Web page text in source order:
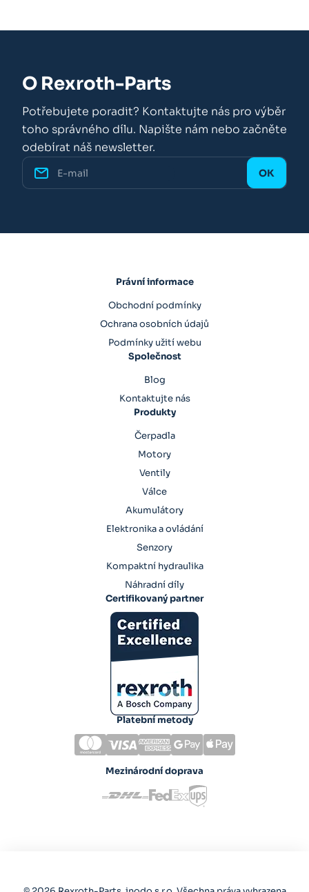
O Rexroth-Parts
Potřebujete poradit? Kontaktujte nás pro výběr
toho správného dílu. Napište nám nebo začněte
odebírat náš newsletter.
Právní informace
Obchodní podmínky
Ochrana osobních údajů
Podmínky užití webu
Společnost
Blog
Kontaktujte nás
Produkty
Čerpadla
Motory
Ventily
Válce
Akumulátory
Elektronika a ovládání
Senzory
Kompaktní hydraulika
Náhradní díly
Certifikovaný partner
Platební metody
Mezinárodní doprava